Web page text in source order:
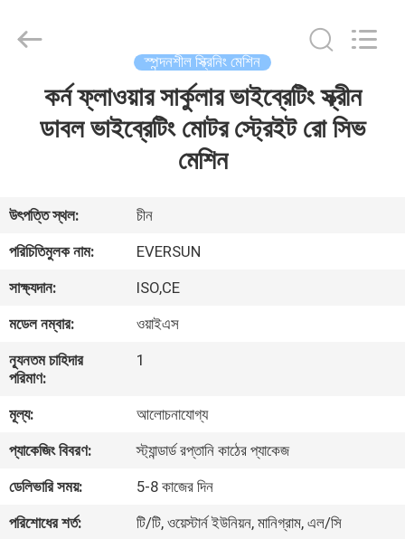
VR
প্রদর্শন
আমাদের
সম্পর্কে
কারখানা
ভ্রমণ
মান
নিয়ন্ত্রণ
স্পন্দনশীল স্ক্রিনিং মেশিন
কর্ন ফ্লাওয়ার সার্কুলার ভাইব্রেটিং স্ক্রীন
ডাবল ভাইব্রেটিং মোটর স্ট্রেইট রো সিভ
মেশিন
উৎপত্তি স্থল:
চীন
পরিচিতিমুলক নাম:
EVERSUN
সাক্ষ্যদান:
ISO,CE
মডেল নম্বার:
ওয়াইএস
ন্যূনতম চাহিদার
পরিমাণ:
1
মূল্য:
আলোচনাযোগ্য
প্যাকেজিং বিবরণ:
স্ট্যান্ডার্ড রপ্তানি কাঠের প্যাকেজ
ডেলিভারি সময়:
5-8 কাজের দিন
পরিশোধের শর্ত:
টি/টি, ওয়েস্টার্ন ইউনিয়ন, মানিগ্রাম, এল/সি